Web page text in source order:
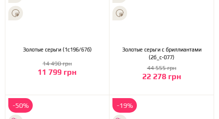
Золотые серьги (1с196/67б)
11 799 грн
14 490 грн
Золотые серьги с бриллиантами
(2б_с-077)
22 278 грн
44 555 грн
-50% -19%